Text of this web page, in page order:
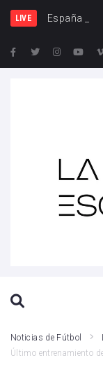
LIVE España y
Noticias de Fútbol
Último entrenamiento